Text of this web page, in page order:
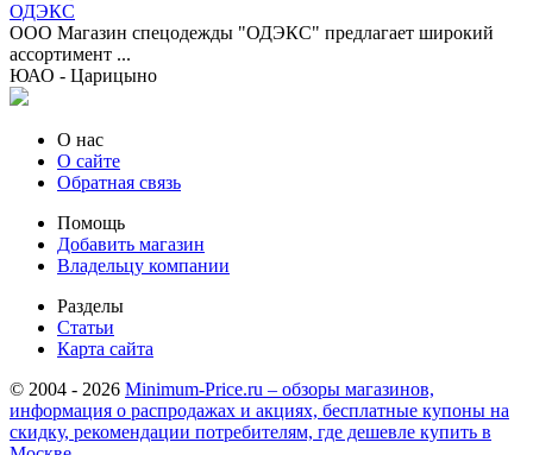
ОДЭКС
ООО Магазин спецодежды "ОДЭКС" предлагает широкий
ассортимент ...
ЮАО - Царицыно
О нас
О сайте
Обратная связь
Помощь
Добавить магазин
Владельцу компании
Разделы
Статьи
Карта сайта
© 2004 - 2026 Minimum-Price.ru – обзоры магазинов,
информация о распродажах и акциях, бесплатные купоны на
скидку, рекомендации потребителям, где дешевле купить в